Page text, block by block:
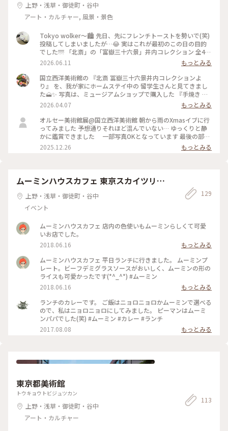
上野・浅草・御徒町・谷中
アート・カルチャー, 風景・景色
Tokyo wolker〜🏙️ 先日、先にフレンチトーストを勢いで(笑)
投稿してしまいましたが…😂 実はこれが最初のこの日の目的
でした🌁 「北斎」の「富嶽三十六景」井内コレクション 全46
図🗻をじっくりと堪能出来ます✨✨ めちゃくちゃ見応えあり👀
北斎の世界に 暫く浸ってしまいました(*´꒳`*) 写真の2枚目は
浮世絵の表と裏が見える様に 展示されていて🌁なかなか面白
い試み😀 しかも全作品、撮影OK🙆‍♀️ 写真3枚目はその中から何
枚か… 北斎や浮世絵好きな方にはオススメの 企画展だと思い
ます✨6/14、日曜日までです✨ #ことりっぷ東京 #国立西洋美
術館 #葛飾北斎#富嶽三十六景#井内コレクション #お散歩#上
野がスタート#アートな一日
2026.06.11
もっとみる
国立西洋美術館の 『北斎 冨嶽三十六景井内コレクションよ
り』 を、我が家にホームステイ中の 留学生さんと見てきまし
た🗻✨ 写真は、ミュージアムショップで購入した 『手焼き 富
士山煎餅 春夏秋冬6枚セット』♪ これは手焼き煎餅 煎屋さん
が作ったお煎餅で、 大谷石の焼釜で一枚一枚丁寧に焼き上げ
た 本格手焼煎餅です✨ 春が抹茶、夏が胡椒、秋が一味、冬が
砂糖です。 富士山の形が可愛くて、パリッとして美味しいので
留学生さんも気に入っています♡ 北斎の絵は見ごたえたっぷ
り！ あんなにたくさんの北斎の絵、 とても贅沢な時間でした
💕 ★ 2026年 3月28日[土] 〜6月14日[日] #北斎冨嶽三十六景井
2026.04.07
もっとみる
オルセー美術館展@国立西洋美術館 朝から雨のXmasイブに行
ってみました 予想通りそれほど混んでいない… ゆっくりと静
かに鑑賞できました 一部写真OKとなっています 最後の部屋
ではモネの睡蓮が待っています 上野から山手線でぐるりと目
黒まで wellkできのこのラザニアのセットにきのこのポタージ
また楽しみ〜 ちょっと贅沢で楽しいぼっちイブ🎄でした！
2025.12.26 もっとみる
ムーミンハウスカフェ 東京スカイツリ
ー・タウン ソラマチ店
上野・浅草・御徒町・谷中
イベント
129
ムーミンハウスカフェ 店内の色使いもムーミンらしくて可愛
いお店でした。
2018.06.16
もっとみる
ムーミンハウスカフェ 平日ランチに行きました。 ムーミンプ
レート。ビーフデミグラスソースがおいしく、ムーミンの形の
ライスも可愛かったです(*^_^*) #ムーミン
2018.06.16
もっとみる
ランチのカレーです。 ご飯はニョロニョロかムーミンで選べる
ので、私はニョロニョロにしてみました。 ピーマンはムーミ
ンパパでした(笑) #ムーミン #カレー #ランチ
2017.08.08
もっとみる
東京都美術館
トウキョウトビジュツカン
上野・浅草・御徒町・谷中
アート・カルチャー
113